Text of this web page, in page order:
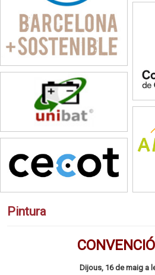
Pintura
Dijous, 16 de maig a